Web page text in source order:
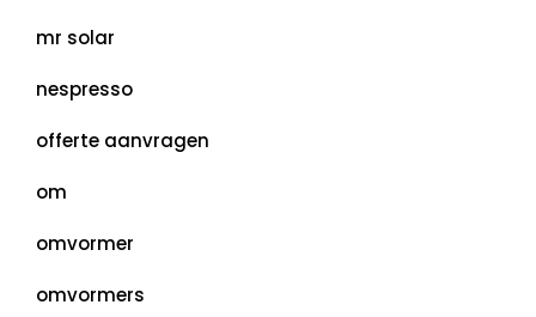
mr solar
nespresso
offerte aanvragen
om
omvormer
omvormers